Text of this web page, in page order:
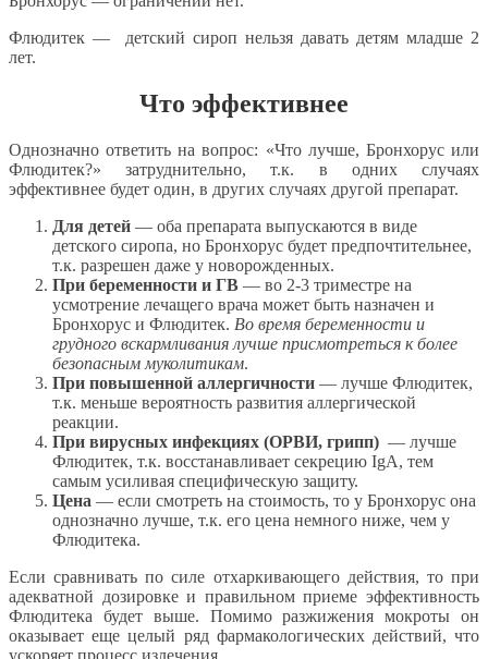
Флюдитек — детский сироп нельзя давать детям младше 2
лет.
Что эффективнее
Однозначно ответить на вопрос: «Что лучше, Бронхорус или
Флюдитек?» затруднительно, т.к. в одних случаях
эффективнее будет один, в других случаях другой препарат.
Для детей — оба препарата выпускаются в виде
детского сиропа, но Бронхорус будет предпочтительнее,
т.к. разрешен даже у новорожденных.
При беременности и ГВ — во 2-3 триместре на
усмотрение лечащего врача может быть назначен и
Бронхорус и Флюдитек. Во время беременности и
грудного вскармливания лучше присмотреться к более
безопасным муколитикам.
При повышенной аллергичности — лучше Флюдитек,
т.к. меньше вероятность развития аллергической
реакции.
При вирусных инфекциях (ОРВИ, грипп) — лучше
Флюдитек, т.к. восстанавливает секрецию IgA, тем
самым усиливая специфическую защиту.
Цена — если смотреть на стоимость, то у Бронхорус она
однозначно лучше, т.к. его цена немного ниже, чем у
Флюдитека.
Если сравнивать по силе отхаркивающего действия, то при
адекватной дозировке и правильном приеме эффективность
Флюдитека будет выше. Помимо разжижения мокроты он
оказывает еще целый ряд фармакологических действий, что